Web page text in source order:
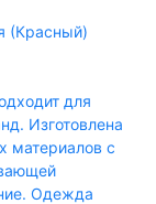
(Красный)
для
Изготовлена
материалов с
Одежда